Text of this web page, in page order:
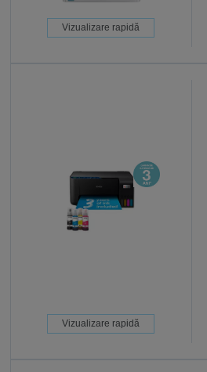
Vizualizare rapidă
Vizualizare rapidă